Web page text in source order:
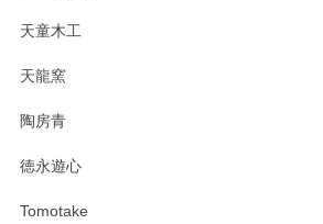
天童木工
天龍窯
陶房青
徳永遊心
Tomotake